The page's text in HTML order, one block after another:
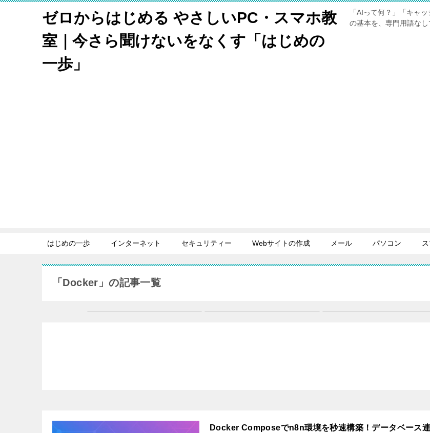
ゼロからはじめる やさしいPC・スマホ教
室｜今さら聞けないをなくす「はじめの
一歩」
「AIって何？」「キャ
の基本を、専門用語なし
はじめの一歩 インターネット セキュリティー Webサイトの作成 メール パソコン
「Docker」の記事一覧
Docker Composeでn8n環境を秒速構築！データベース